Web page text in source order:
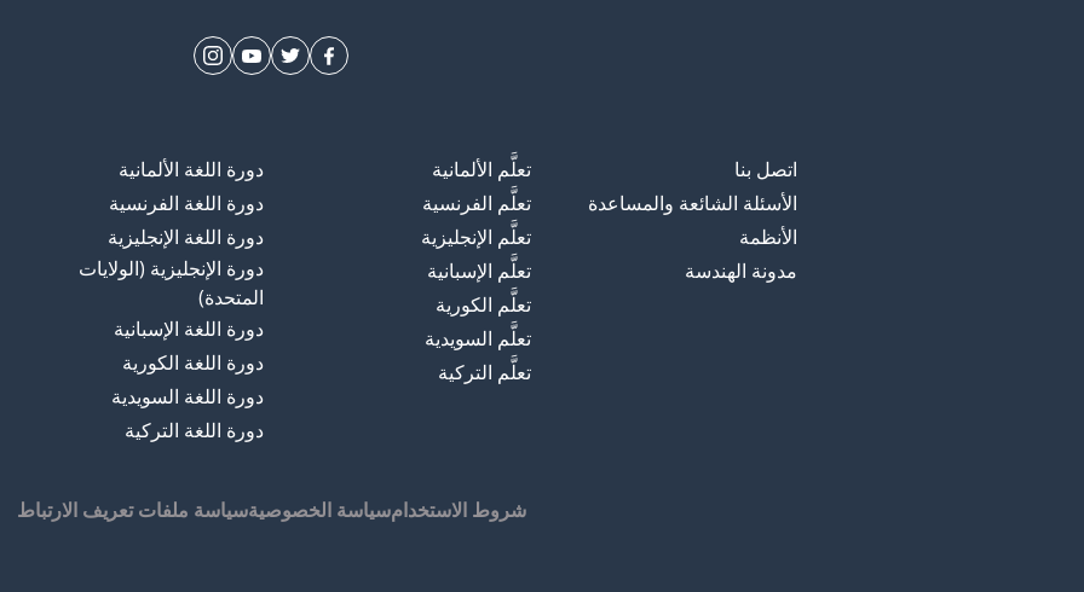
اتصل بنا
الأسئلة الشائعة والمساعدة
الأنظمة
مدونة الهندسة
تعلَّم الألمانية
تعلَّم الفرنسية
تعلَّم الإنجليزية
تعلَّم الإسبانية
تعلَّم الكورية
تعلَّم السويدية
تعلَّم التركية
دورة اللغة الألمانية
دورة اللغة الفرنسية
دورة اللغة الإنجليزية
دورة الإنجليزية (الولايات
المتحدة)
دورة اللغة الإسبانية
دورة اللغة الكورية
دورة اللغة السويدية
دورة اللغة التركية
شروط الاستخدامسياسة الخصوصيةسياسة ملفات تعريف الارتباط